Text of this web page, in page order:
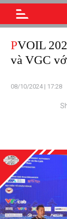
PVOIL 2024 kết hợp hai giải đua VOC
và VGC
08/10/2024 | 17:28